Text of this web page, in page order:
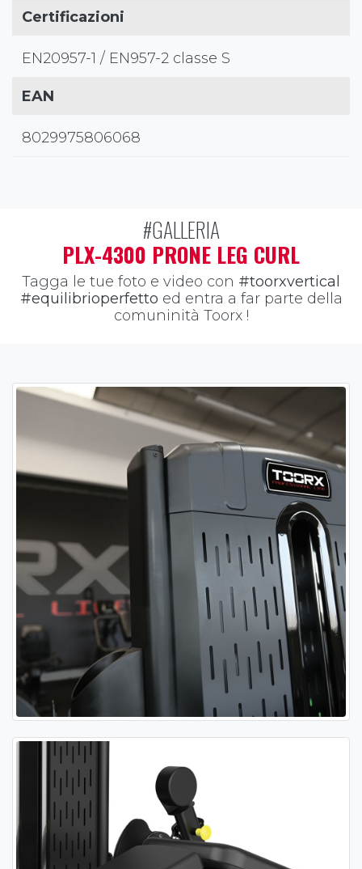
Certificazioni
EN20957-1 / EN957-2 classe S
EAN
8029975806068
#GALLERIA
PLX-4300 PRONE LEG CURL
Tagga le tue foto e video con #toorxvertical
#equilibrioperfetto ed entra a far parte della
comuninità Toorx !